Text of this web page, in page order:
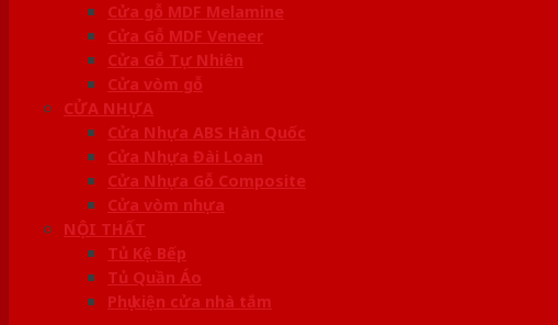
Cửa gỗ MDF Melamine
Cửa Gỗ MDF Veneer
Cửa Gỗ Tự Nhiên
Cửa vòm gỗ
CỬA NHỰA
Cửa Nhựa ABS Hàn Quốc
Cửa Nhựa Đài Loan
Cửa Nhựa Gỗ Composite
Cửa vòm nhựa
NỘI THẤT
Tủ Kệ Bếp
Tủ Quần Áo
Phụ kiện cửa nhà tắm